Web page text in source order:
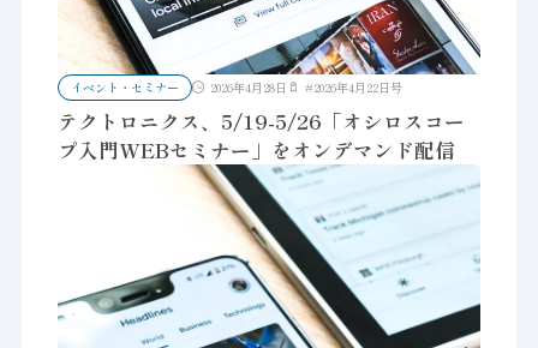
イベント・セミナー 2026年4月28日 #2026年4月22日号
テクトロニクス、5/19-5/26「オシロスコー
プ入門WEBセミナー」をオンデマンド配信